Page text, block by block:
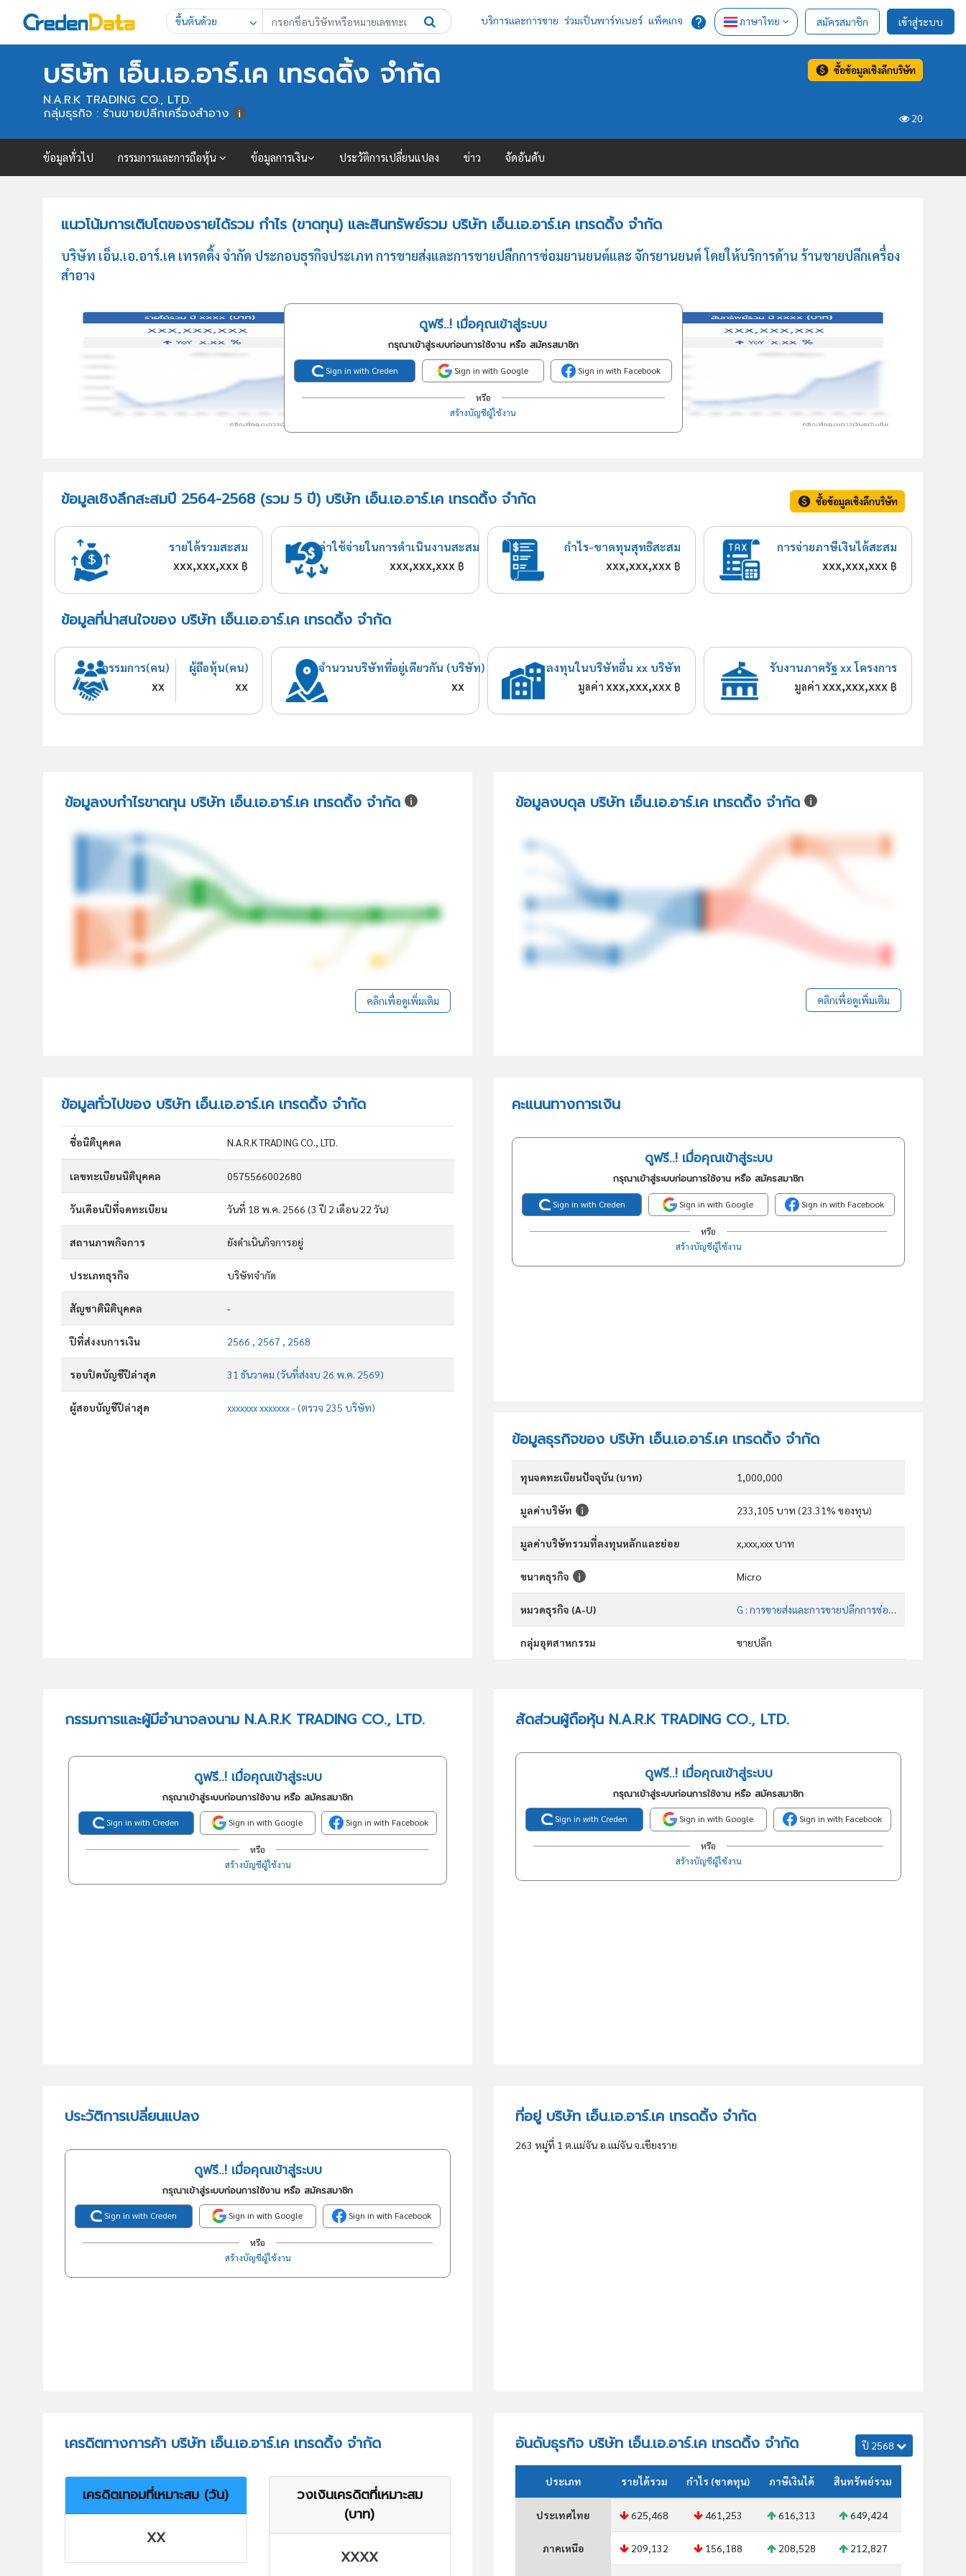
ขึ้นต้นด้วย บริการและการขาย ร่วมเป็นพาร์ทเนอร์ แพ็คเกจ ภาษาไทย สมัครสมาชิก เข้าสู่ระบบ
บริษัท เอ็น.เอ.อาร์.เค เทรดดิ้ง จำกัด ซื้อข้อมูลเชิงลึกบริษัท
N.A.R.K TRADING CO., LTD.
20
กลุ่มธุรกิจ : ร้านขายปลีกเครื่องสำอาง
ข้อมูลทั่วไป กรรมการและการถือหุ้น ข้อมูลการเงิน ประวัติการเปลี่ยนแปลง ข่าว จัดอันดับ
แนวโน้มการเติบโตของรายได้รวม กำไร (ขาดทุน) และสินทรัพย์รวม บริษัท เอ็น.เอ.อาร์.เค เทรดดิ้ง จำกัด
บริษัท เอ็น.เอ.อาร์.เค เทรดดิ้ง จำกัด ประกอบธุรกิจประเภท การขายส่งและการขายปลีกการซ่อมยานยนต์และ จักรยานยนต์ โดยให้บริการด้าน ร้านขายปลีกเครื่อง
สำอาง
ดูฟรี..! เมื่อคุณเข้าสู่ระบบ
กรุณาเข้าสู่ระบบก่อนการใช้งาน หรือ สมัครสมาชิก
Sign in with Creden Sign in with Google Sign in with Facebook
หรือ
สร้างบัญชีผู้ใช้งาน
ข้อมูลเชิงลึกสะสมปี 2564-2568 (รวม 5 ปี) บริษัท เอ็น.เอ.อาร์.เค เทรดดิ้ง จำกัด ซื้อข้อมูลเชิงลึกบริษัท
รายได้รวมสะสม
xxx,xxx,xxx ฿
ค่าใช้จ่ายในการดำเนินงานสะสม
xxx,xxx,xxx ฿
กำไร-ขาดทุนสุทธิสะสม
xxx,xxx,xxx ฿
การจ่ายภาษีเงินได้สะสม
xxx,xxx,xxx ฿
ข้อมูลที่น่าสนใจของ บริษัท เอ็น.เอ.อาร์.เค เทรดดิ้ง จำกัด
กรรมการ(คน)
xx
ผู้ถือหุ้น(คน)
xx
จำนวนบริษัทที่อยู่เดียวกัน (บริษัท)
xx
ลงทุนในบริษัทอื่น xx บริษัท
มูลค่าxxx,xxx,xxx ฿
รับงานภาครัฐ xx โครงการ
มูลค่าxxx,xxx,xxx ฿
ข้อมูลงบกำไรขาดทุน บริษัท เอ็น.เอ.อาร์.เค เทรดดิ้ง จำกัด
คลิกเพื่อดูเพิ่มเติม
ข้อมูลงบดุล บริษัท เอ็น.เอ.อาร์.เค เทรดดิ้ง จำกัด
คลิกเพื่อดูเพิ่มเติม
ข้อมูลทั่วไปของ บริษัท เอ็น.เอ.อาร์.เค เทรดดิ้ง จำกัด
ชื่อนิติบุคคล N.A.R.K TRADING CO., LTD.
เลขทะเบียนนิติบุคคล 0575566002680
วันเดือนปีที่จดทะเบียน วันที่ 18 พ.ค. 2566 (3 ปี 2 เดือน 22 วัน)
สถานภาพกิจการ ยังดำเนินกิจการอยู่
ประเภทธุรกิจ บริษัทจำกัด
สัญชาตินิติบุคคล -
ปีที่ส่งงบการเงิน 2566 , 2567 , 2568
รอบปิดบัญชีปีล่าสุด 31 ธันวาคม (วันที่ส่งงบ 26 พ.ค. 2569)
ผู้สอบบัญชีปีล่าสุด xxxxxxx xxxxxxx - (ตรวจ 235 บริษัท)
คะแนนทางการเงิน
ดูฟรี..! เมื่อคุณเข้าสู่ระบบ
กรุณาเข้าสู่ระบบก่อนการใช้งาน หรือ สมัครสมาชิก
Sign in with Creden Sign in with Google Sign in with Facebook
หรือ
สร้างบัญชีผู้ใช้งาน
ข้อมูลธุรกิจของ บริษัท เอ็น.เอ.อาร์.เค เทรดดิ้ง จำกัด
ทุนจดทะเบียนปัจจุบัน (บาท) 1,000,000
มูลค่าบริษัท 233,105 บาท (23.31% ของทุน)
มูลค่าบริษัทรวมที่ลงทุนหลักและย่อย x,xxx,xxx บาท
ขนาดธุรกิจ Micro
หมวดธุรกิจ (A-U) G : การขายส่งและการขายปลีกการซ่อมยานยนต์และ จักรยานยนต์
กลุ่มอุตสาหกรรม ขายปลีก
กรรมการและผู้มีอำนาจลงนาม N.A.R.K TRADING CO., LTD.
ดูฟรี..! เมื่อคุณเข้าสู่ระบบ
กรุณาเข้าสู่ระบบก่อนการใช้งาน หรือ สมัครสมาชิก
Sign in with Creden Sign in with Google Sign in with Facebook
หรือ
สร้างบัญชีผู้ใช้งาน
สัดส่วนผู้ถือหุ้น N.A.R.K TRADING CO., LTD.
ดูฟรี..! เมื่อคุณเข้าสู่ระบบ
กรุณาเข้าสู่ระบบก่อนการใช้งาน หรือ สมัครสมาชิก
Sign in with Creden Sign in with Google Sign in with Facebook
หรือ
สร้างบัญชีผู้ใช้งาน
ประวัติการเปลี่ยนแปลง
ดูฟรี..! เมื่อคุณเข้าสู่ระบบ
กรุณาเข้าสู่ระบบก่อนการใช้งาน หรือ สมัครสมาชิก
Sign in with Creden Sign in with Google Sign in with Facebook
หรือ
สร้างบัญชีผู้ใช้งาน
ที่อยู่ บริษัท เอ็น.เอ.อาร์.เค เทรดดิ้ง จำกัด
263 หมู่ที่ 1 ต.แม่จัน อ.แม่จัน จ.เชียงราย
เครดิตทางการค้า บริษัท เอ็น.เอ.อาร์.เค เทรดดิ้ง จำกัด
เครดิตเทอมที่เหมาะสม (วัน)
XX
วงเงินเครดิตที่เหมาะสม
(บาท)
XXXX
อันดับธุรกิจ บริษัท เอ็น.เอ.อาร์.เค เทรดดิ้ง จำกัด ปี 2568
ประเภท รายได้รวม กำไร (ขาดทุน) ภาษีเงินได้ สินทรัพย์รวม
ประเทศไทย 625,468 461,253 616,313 649,424
ภาคเหนือ 209,132 156,188 208,528 212,827